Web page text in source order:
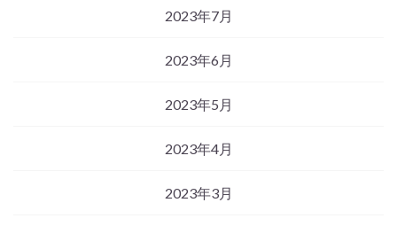
2023年7月
2023年6月
2023年5月
2023年4月
2023年3月